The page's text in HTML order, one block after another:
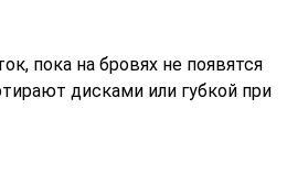
пока на бровях не появятся
дисками или губкой при